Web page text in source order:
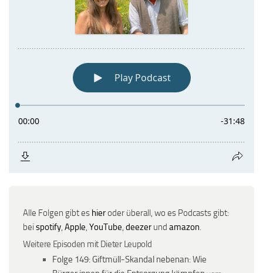
Alle Folgen gibt es hieroder überall, wo es Podcasts gibt:
bei spotify, Apple, YouTube, deezer und amazon.
Weitere Episoden mit Dieter Leupold
Folge 149: Giftmüll-Skandal nebenan: Wie